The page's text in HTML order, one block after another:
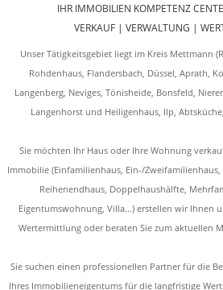
IHR IMMOBILIEN KOMPETENZ
VERKAUF | VERWALTUNG |
Unser Tätigkeitsgebiet liegt im Kreis Mettmann
Rohdenhaus, Flandersbach, Düssel, Aprath,
Langenberg, Neviges, Tönisheide, Bonsfeld,
Langenhorst und Heiligenhaus, Ilp,
Sie möchten Ihr Haus oder Ihre Wohnung
Immobilie (Einfamilienhaus, Ein-/
Reihenendhaus, Doppelhaushälfte,
Eigentumswohnung, Villa...) erstellen wir Ihnen
Wertermittlung oder beraten Sie zum aktuellen
Sie suchen einen professionellen Partner für die
Ihres Immobilieneigentums für die langfristige